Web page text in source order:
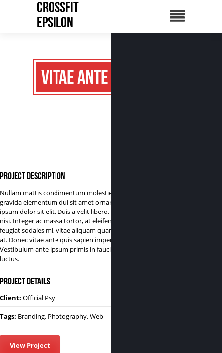
CrossFit
Epsilon
Vitae ante
Project Description
Nullam mattis condimentum molestie. Nam
gravida elementum dui sit amet ornare. Lorem
ipsum dolor sit elit. Duis a velit libero, eu aliquam
nisi. Integer ac massa tortor, at eleifend nisi. Nulla
feugiat sodales mi, vitae aliquam quam imperdiet
at. Donec vitae ante quis sapien imperdiet rutrum.
Vestibulum ante ipsum primis in faucibus orci
luctus.
Project Details
Client: Official Psy
Tags: Branding, Photography, Web
View Project